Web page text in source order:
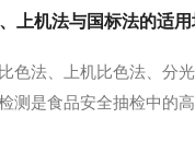
上机法与国标法的适
色法、上机比色法、分
测是食品安全抽检中的